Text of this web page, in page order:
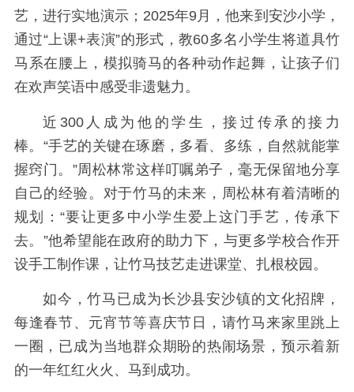
艺，进行实地演示；2025年9月，他来到安沙小学，
通过“上课+表演”的形式，教60多名小学生将道具竹
马系在腰上，模拟骑马的各种动作起舞，让孩子们
在欢声笑语中感受非遗魅力。
近300人成为他的学生，接过传承的接力
棒。“手艺的关键在琢磨，多看、多练，自然就能掌
握窍门。”周松林常这样叮嘱弟子，毫无保留地分享
自己的经验。对于竹马的未来，周松林有着清晰的
规划：“要让更多中小学生爱上这门手艺，传承下
去。”他希望能在政府的助力下，与更多学校合作开
设手工制作课，让竹马技艺走进课堂、扎根校园。
如今，竹马已成为长沙县安沙镇的文化招牌，
每逢春节、元宵节等喜庆节日，请竹马来家里跳上
一圈，已成为当地群众期盼的热闹场景，预示着新
的一年红红火火、马到成功。